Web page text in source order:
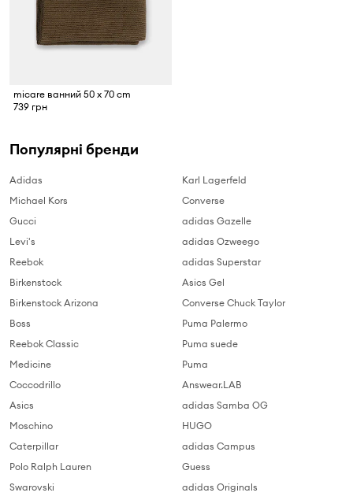
micare ванний 50 x 70 cm
739 грн
Популярні бренди
Adidas
Michael Kors
Gucci
Levi's
Reebok
Birkenstock
Birkenstock Arizona
Boss
Reebok Classic
Medicine
Coccodrillo
Asics
Moschino
Caterpillar
Polo Ralph Lauren
Swarovski
Karl Lagerfeld
Converse
adidas Gazelle
adidas Ozweego
adidas Superstar
Asics Gel
Converse Chuck Taylor
Puma Palermo
Puma suede
Puma
Answear.LAB
adidas Samba OG
HUGO
adidas Campus
Guess
adidas Originals